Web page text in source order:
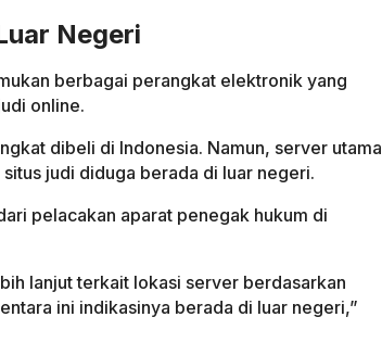
Negeri
berbagai perangkat elektronik yang
online.
dibeli di Indonesia. Namun, server utama
judi diduga berada di luar negeri.
pelacakan aparat penegak hukum di
lanjut terkait lokasi server berdasarkan
ini indikasinya berada di luar negeri,”